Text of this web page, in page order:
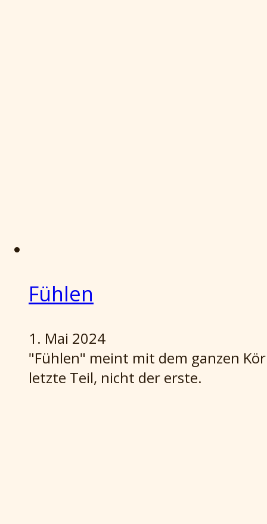
Fühlen
1. Mai 2024
"Fühlen" meint mit dem ganzen
letzte Teil, nicht der erste.